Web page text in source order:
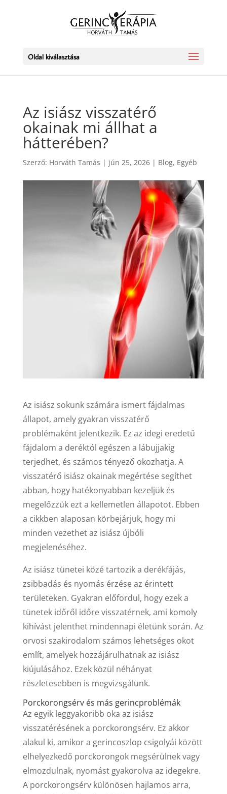
Oldal kiválasztása
Az isiász visszatérő
okainak mi állhat a
hátterében?
Szerző: Horváth Tamás | jún 25, 2026| Blog, Egyéb
Az isiász sokunk számára ismert fájdalmas
állapot, amely gyakran visszatérő
problémaként jelentkezik. Ez az idegi eredetű
fájdalom a deréktól egészen a lábujjakig
terjedhet, és számos tényező okozhatja. A
visszatérő isiász okainak megértése segíthet
abban, hogy hatékonyabban kezeljük és
megelőzzük ezt a kellemetlen állapotot. Ebben
a cikkben alaposan körbejárjuk, hogy mi
minden vezethet az isiász újbóli
megjelenéséhez.
Az isiász tünetei közé tartozik a derékfájás,
zsibbadás és nyomás érzése az érintett
területeken. Gyakran előfordul, hogy ezek a
tünetek időről időre visszatérnek, ami komoly
kihívást jelenthet mindennapi életünk során. Az
orvosi szakirodalom számos lehetséges okot
említ, amelyek hozzájárulhatnak az isiász
kiújulásához. Ezek közül néhányat
részletesebben is megvizsgálunk.
Porckorongsérv és más gerincproblémák
Az egyik leggyakoribb oka az isiász
visszatérésének a porckorongsérv. Ez akkor
alakul ki, amikor a gerincoszlop csigolyái között
elhelyezkedő porckorongok megsérülnek vagy
elmozdulnak, nyomást gyakorolva az idegekre.
A porckorongsérv különösen hajlamos arra,